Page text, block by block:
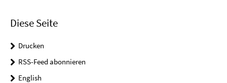
Diese Seite
Drucken
RSS-Feed abonnieren
English